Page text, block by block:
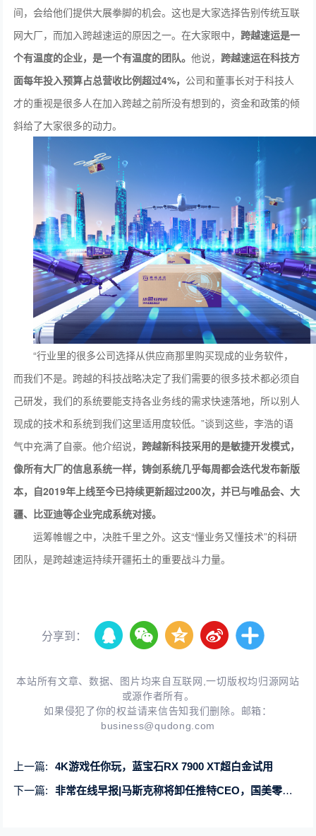
间，会给他们提供大展拳脚的机会。这也是大家选择告别传统互联
网大厂，而加入跨越速运的原因之一。在大家眼中， 跨越速运是一
个有温度的企业，是一个有温度的团队。他说， 跨越速运在科技方
面每年投入预算占总营收比例超过4%， 公司和董事长对于科技人
才的重视是很多人在加入跨越之前所没有想到的，资金和政策的倾
斜给了大家很多的动力。
“行业里的很多公司选择从供应商那里购买现成的业务软件，
而我们不是。跨越的科技战略决定了我们需要的很多技术都必须自
己研发，我们的系统要能支持各业务线的需求快速落地，所以别人
现成的技术和系统到我们这里适用度较低。”谈到这些，李浩的语
气中充满了自豪。他介绍说，跨越新科技采用的是敏捷开发模式，
像所有大厂的信息系统一样，铸剑系统几乎每周都会迭代发布新版
本， 自2019年上线至今已持续更新超过200次，并已与唯品会、大
疆、比亚迪等企业完成系统对接。
运筹帷幄之中，决胜千里之外。这支“懂业务又懂技术”的科研
团队，是跨越速运持续开疆拓土的重要战斗力量。
分享到：
本站所有文章、数据、图片均来自互联网,一切版权均归源网站
或源作者所有。
如果侵犯了你的权益请来信告知我们删除。邮箱：
business@qudong.com
上一篇:
4K游戏任你玩，蓝宝石RX 7900 XT超白金试用
下一篇:
非常在线早报|马斯克称将卸任推特CEO，国美零售再遭大股东黄光裕减持